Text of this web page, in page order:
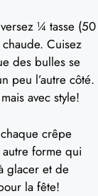
¼ tasse (50
Cuisez
des bulles se
peu l’autre côté.
avec style!
crêpe
forme qui
glacer et de
la fête!